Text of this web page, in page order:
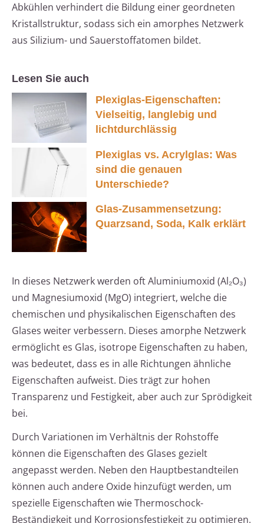
Abkühlen verhindert die Bildung einer geordneten
Kristallstruktur, sodass sich ein amorphes Netzwerk
aus Silizium- und Sauerstoffatomen bildet.
Lesen Sie auch
Plexiglas-Eigenschaften:
Vielseitig, langlebig und
lichtdurchlässig
Plexiglas vs. Acrylglas: Was
sind die genauen
Unterschiede?
Glas-Zusammensetzung:
Quarzsand, Soda, Kalk erklärt
In dieses Netzwerk werden oft Aluminiumoxid (Al₂O₃)
und Magnesiumoxid (MgO) integriert, welche die
chemischen und physikalischen Eigenschaften des
Glases weiter verbessern. Dieses amorphe Netzwerk
ermöglicht es Glas, isotrope Eigenschaften zu haben,
was bedeutet, dass es in alle Richtungen ähnliche
Eigenschaften aufweist. Dies trägt zur hohen
Transparenz und Festigkeit, aber auch zur Sprödigkeit
bei.
Durch Variationen im Verhältnis der Rohstoffe
können die Eigenschaften des Glases gezielt
angepasst werden. Neben den Hauptbestandteilen
können auch andere Oxide hinzufügt werden, um
spezielle Eigenschaften wie Thermoschock-
Beständigkeit und Korrosionsfestigkeit zu optimieren.